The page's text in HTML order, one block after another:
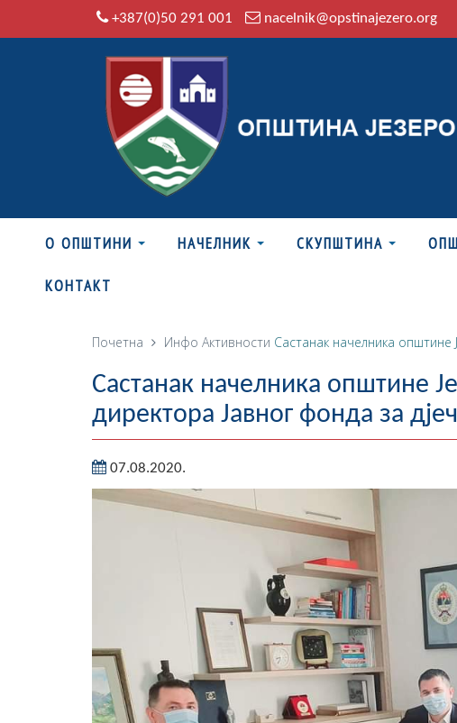
+387(0)50 291 001 nacelnik@opstinajezero.org
О ОПШТИНИ НАЧЕЛНИК СКУПШТИНА
КОНТАКТ
Почетна Инфо Активности Састанак начелника општине
Састанак начелника општине
директора Јавног фонда за
07.08.2020.